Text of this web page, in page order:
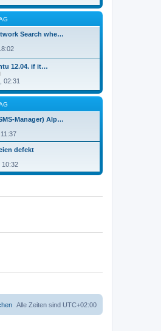
r
t
r
a
g
e
e
r
i
t
g
Search whe…
12.04. if it…
e
e
s
e
r
B
e
i
t
r
a
g
02:31
Manager) Alp…
e
defekt
10:32
Alle Zeiten sind UTC+02:00